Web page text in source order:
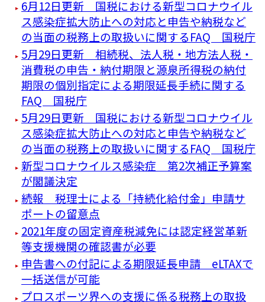
6月12日更新 国税における新型コロナウイル
ス感染症拡大防止への対応と申告や納税など
の当面の税務上の取扱いに関するFAQ 国税庁
5月29日更新 相続税、法人税・地方法人税・
消費税の申告・納付期限と源泉所得税の納付
期限の個別指定による期限延長手続に関する
FAQ 国税庁
5月29日更新 国税における新型コロナウイル
ス感染症拡大防止への対応と申告や納税など
の当面の税務上の取扱いに関するFAQ 国税庁
新型コロナウイルス感染症 第2次補正予算案
が閣議決定
続報 税理士による「持続化給付金」申請サ
ポートの留意点
2021年度の固定資産税減免には認定経営革新
等支援機関の確認書が必要
申告書への付記による期限延長申請 eLTAXで
一括送信が可能
プロスポーツ界への支援に係る税務上の取扱